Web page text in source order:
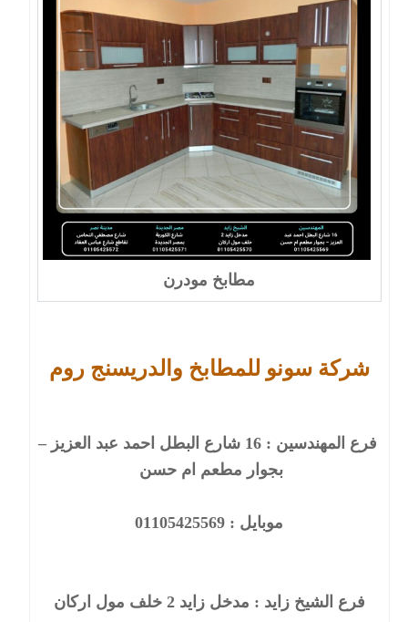
مطابخ مودرن
شركة سونو للمطابخ والدريسنج روم
فرع المهندسين : 16 شارع البطل احمد عبد العزيز –
بجوار مطعم ام حسن
موبايل : 01105425569
فرع الشيخ زايد : مدخل زايد 2 خلف مول اركان